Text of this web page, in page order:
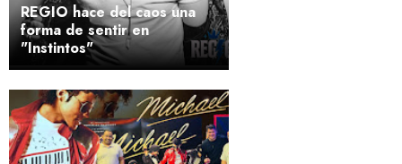
REGIO hace del caos una
forma de sentir en
"Instintos"